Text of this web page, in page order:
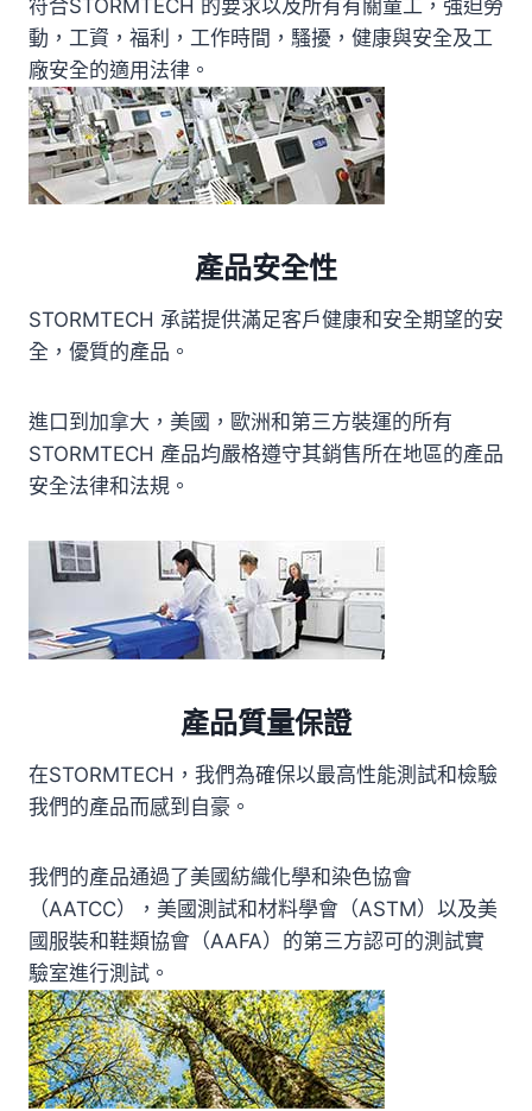
符合STORMTECH 的要求以及所有有關童工，強迫勞
動，工資，福利，工作時間，騷擾，健康與安全及工
廠安全的適用法律。
產品安全性
STORMTECH 承諾提供滿足客戶健康和安全期望的安
全，優質的產品。
進口到加拿大，美國，歐洲和第三方裝運的所有
STORMTECH 產品均嚴格遵守其銷售所在地區的產品
安全法律和法規。
產品質量保證
在STORMTECH，我們為確保以最高性能測試和檢驗
我們的產品而感到自豪。
我們的產品通過了美國紡織化學和染色協會
（AATCC），美國測試和材料學會（ASTM）以及美
國服裝和鞋類協會（AAFA）的第三方認可的測試實
驗室進行測試。